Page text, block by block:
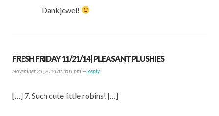
Dankjewel!
FRESH FRIDAY 11/21/14 | PLEASANT PLUSHIES
November 21, 2014 at 4:01 pm —Reply
[…] 7. Such cute little robins! […]